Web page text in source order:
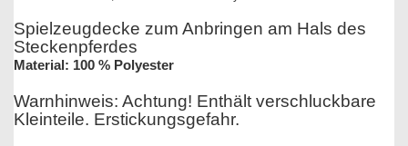
Spielzeugdecke zum Anbringen am Hals des
Steckenpferdes
Material: 100 % Polyester
Warnhinweis: Achtung! Enthält verschluckbare
Kleinteile. Erstickungsgefahr.